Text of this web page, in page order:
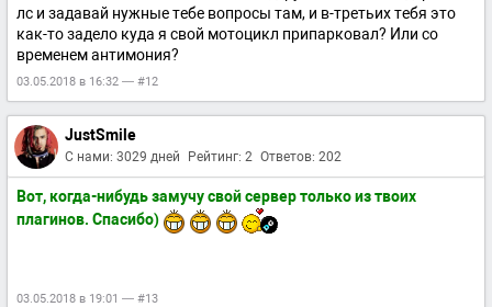
лс и задавай нужные тебе вопросы там, и в-третьих тебя это
как-то задело куда я свой мотоцикл припарковал? Или со
временем антимония?
03.05.2018 в 16:32 — #12
JustSmile
С нами: 3029 дней Рейтинг: 2 Ответов: 202
Вот, когда-нибудь замучу свой сервер только из твоих
плагинов. Спасибо)
03.05.2018 в 19:01 — #13